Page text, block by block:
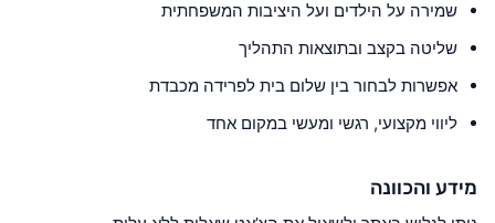
שמירה על הילדים ועל היציבות המשפחתית
שליטה בקצב ובתוצאות התהליך
אפשרות לבחור בין שלום בית לפרידה מכבדת
ליווי מקצועי, רגשי ומעשי במקום אחד
מידע והכוונה